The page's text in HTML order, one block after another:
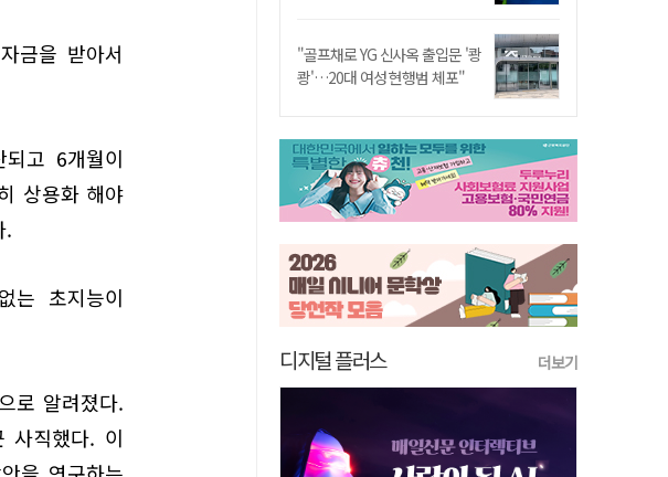
금을 받아서
고 6개월이
상용화 해야
.
는 초지능이
로 알려졌다.
사직했다. 이
"골프채로 YG 신사옥 출입문 '쾅
쾅'…20대 여성 현행범 체포"
디지털 플러스 더보기